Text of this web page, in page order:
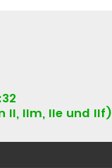
II, IIm, IIe und IIf)